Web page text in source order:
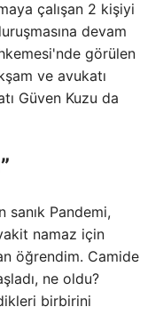
çalışan 2 kişiyi
devam
görülen
ve avukatı
Güven Kuzu da
sanık Pandemi,
namaz için
öğrendim. Camide
ne oldu?
birbirini